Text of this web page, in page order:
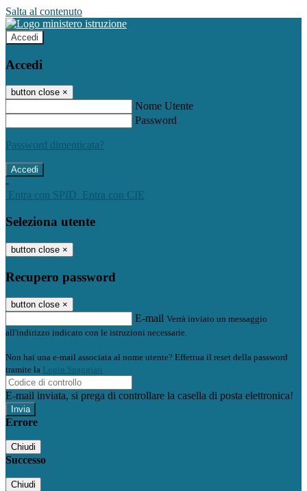
Salta al contenuto
Accedi
Accedi
button close ×
Nome Utente
Password
Password dimenticata?
-
Entra con SPID
Entra con CIE
Seleziona utente
button close ×
Recupero password
button close ×
E-mail Verrà inviato un messaggio
all'indirizzo indicato con le istruzioni necessarie.
Non hai una e-mail associata al nome utente? Effettua il reset della password
tramite la Login Spaggiari
E-mail inviata, si prega di controllare la casella di posta elettronica!
Errore
Chiudi
Successo
Chiudi